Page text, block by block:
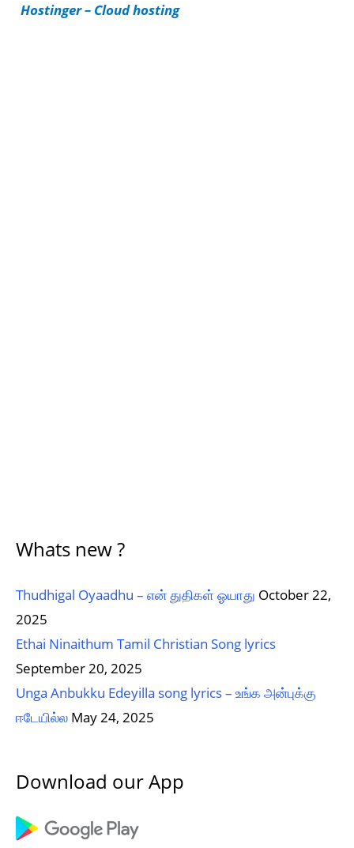
e
Hostinger – Cloud hosting
Whats new ?
Thudhigal Oyaadhu – என் துதிகள் ஓயாது October 22,
2025
Ethai Ninaithum Tamil Christian Song lyrics
September 20, 2025
Unga Anbukku Edeyilla song lyrics – உங்க அன்புக்கு
ஈடேயில்ல May 24, 2025
Download our App